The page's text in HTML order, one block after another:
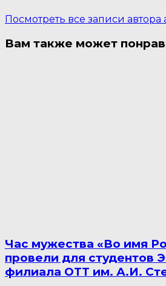
Посмотреть все записи
Вам также может
Час мужества «Во имя
провели для студентов
филиала ОТТ им. А.И.